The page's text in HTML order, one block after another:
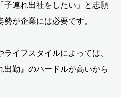
子連れ出社をしたい」と志願
が企業には必要です。
イフスタイルによっては、
出勤』のハードルが高いから